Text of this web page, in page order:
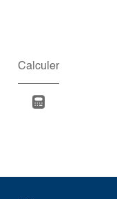
Calculer